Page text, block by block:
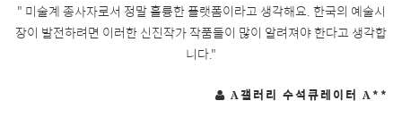
" 미술계 종사자로서 정말 훌륭한 플랫폼이라고 생각해요. 한국의 예술시
장이 발전하려면 이러한 신진작가 작품들이 많이 알려져야 한다고 생각합
니다."
A갤러리 수석큐레이터 A**